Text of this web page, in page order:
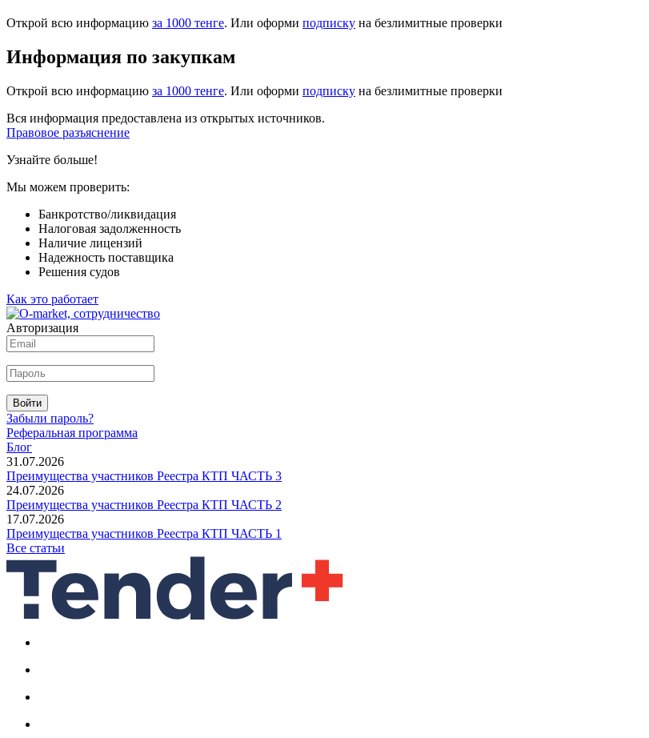
Открой всю информацию за 1000 тенге. Или оформи подписку на безлимитные проверки
Информация по закупкам
Открой всю информацию за 1000 тенге. Или оформи подписку на безлимитные проверки
Вся информация предоставлена из открытых источников.
Правовое разъяснение
Узнайте больше!
Мы можем проверить:
Банкротство/ликвидация
Налоговая задолженность
Наличие лицензий
Надежность поставщика
Решения судов
Как это работает
Авторизация
Войти
Забыли пароль?
Реферальная программа
Блог
31.07.2026
Преимущества участников Реестра КТП ЧАСТЬ 3
24.07.2026
Преимущества участников Реестра КТП ЧАСТЬ 2
17.07.2026
Преимущества участников Реестра КТП ЧАСТЬ 1
Все статьи